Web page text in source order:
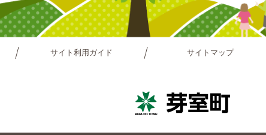
サイト利用ガイド サイトマップ